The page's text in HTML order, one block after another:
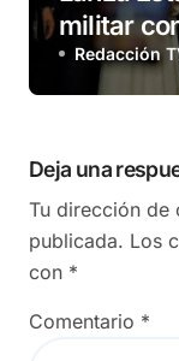
militar
Redacción
Deja una
Tu dirección de
publicada. Los
con *
Comentario *